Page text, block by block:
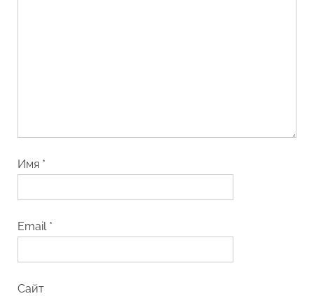
Имя *
Email *
Сайт